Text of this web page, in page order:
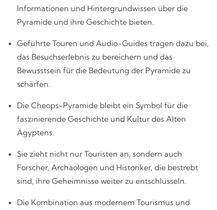
Informationen und Hintergrundwissen über die
Pyramide und ihre Geschichte bieten.
Geführte Touren und Audio-Guides tragen dazu bei,
das Besuchserlebnis zu bereichern und das
Bewusstsein für die Bedeutung der Pyramide zu
schärfen.
Die Cheops-Pyramide bleibt ein Symbol für die
faszinierende Geschichte und Kultur des Alten
Ägyptens.
Sie zieht nicht nur Touristen an, sondern auch
Forscher, Archäologen und Historiker, die bestrebt
sind, ihre Geheimnisse weiter zu entschlüsseln.
Die Kombination aus modernem Tourismus und